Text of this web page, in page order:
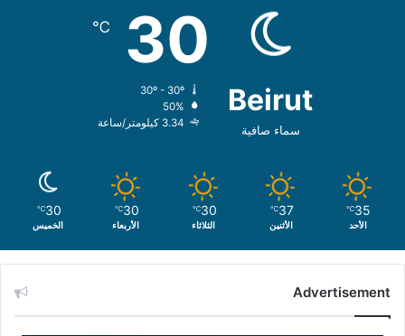
Beirut
سماء صافية
30
℃
50%
3.34 كيلومتر/ساعة
35
℃
الأحد
37
℃
الأثنين
30
℃
الثلاثاء
30
℃
الأربعاء
30
℃
الخميس
Advertisement